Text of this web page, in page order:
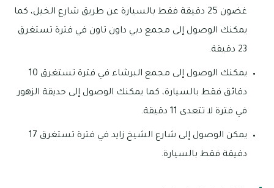
غضون 25 دقيقة فقط بالسيارة عن طريق شارع الخيل، كما
يمكنك الوصول إلى مجمع دبي داون تاون في فترة تستغرق
23 دقيقة.
يمكنك الوصول إلى مجمع البرشاء في فترة تستغرق 10
دقائق فقط بالسيارة، كما يمكنك الوصول إلى حديقة الزهور
في فترة لا تتعدى 11 دقيقة.
يمكن الوصول إلى شارع الشيخ زايد في فترة تستغرق 17
دقيقة فقط بالسيارة.